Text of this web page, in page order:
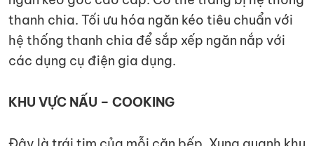
thanh chia. Tối ưu hóa ngăn kéo tiêu chuẩn với
hệ thống thanh chia để sắp xếp ngăn nắp với
các dụng cụ điện gia dụng.
KHU VỰC NẤU – COOKING